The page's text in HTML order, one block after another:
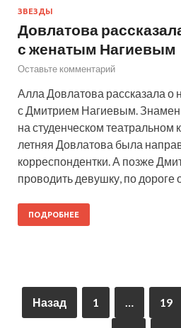
ЗВЕЗДЫ
Довлатова
с женатым Нагиевым
Оставьте комментарий
Алла Довлатова рассказала о
с Дмитрием Нагиевым.
на студенческом театральном
летняя Довлатова была
корреспондентки. А позже
проводить девушку, по дороге
ПОДРОБНЕЕ
Назад 1 … 19